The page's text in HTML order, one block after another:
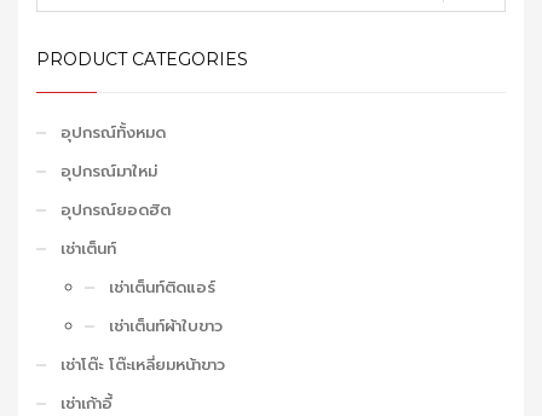
PRODUCT CATEGORIES
อุปกรณ์ทั้งหมด
อุปกรณ์มาใหม่
อุปกรณ์ยอดฮิต
เช่าเต็นท์
เช่าเต็นท์ติดแอร์
เช่าเต็นท์ผ้าใบขาว
เช่าโต๊ะ โต๊ะเหลี่ยมหน้าขาว
เช่าเก้าอี้